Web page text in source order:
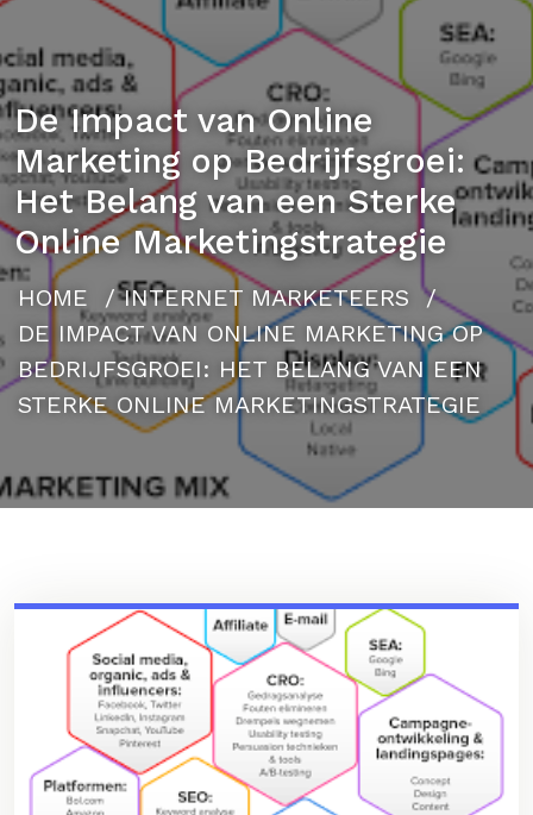
De Impact van Online
Marketing op Bedrijfsgroei:
Het Belang van een Sterke
Online Marketingstrategie
HOME /INTERNET MARKETEERS /
DE IMPACT VAN ONLINE MARKETING OP
BEDRIJFSGROEI: HET BELANG VAN EEN
STERKE ONLINE MARKETINGSTRATEGIE